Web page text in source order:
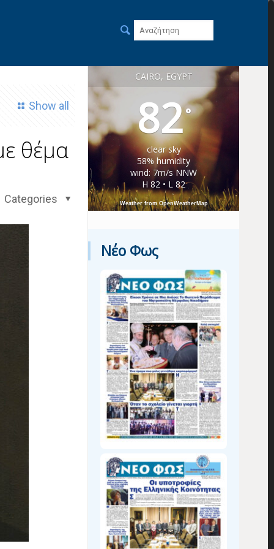
Show all
θέμα
Categories
CAIRO, EGYPT
82°
clear sky
58% humidity
wind: 7m/s NNW
H 82 • L 82
Weather from OpenWeatherMap
Νέο Φως